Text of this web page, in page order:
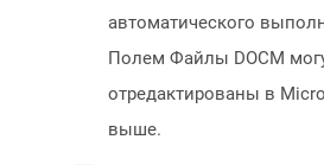
автоматического
Полем Файлы DOCM
отредактированы в
выше.